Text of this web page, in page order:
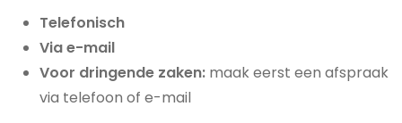
Telefonisch
Via e-mail
Voor dringende zaken: maak eerst een afspraak
via telefoon of e-mail